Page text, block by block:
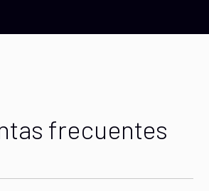
frecuentes